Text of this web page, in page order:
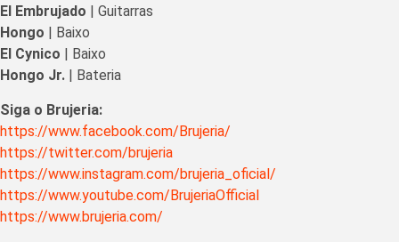
El Embrujado | Guitarras
Hongo | Baixo
El Cynico | Baixo
Hongo Jr. | Bateria
Siga o Brujeria:
https://www.facebook.com/Brujeria/
https://twitter.com/brujeria
https://www.instagram.com/brujeria_oficial/
https://www.youtube.com/BrujeriaOfficial
https://www.brujeria.com/